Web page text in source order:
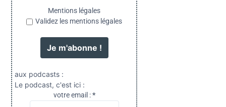
Mentions légales
Validez les mentions légales
aux podcasts :
Le podcast, c'est ici :
votre email :*